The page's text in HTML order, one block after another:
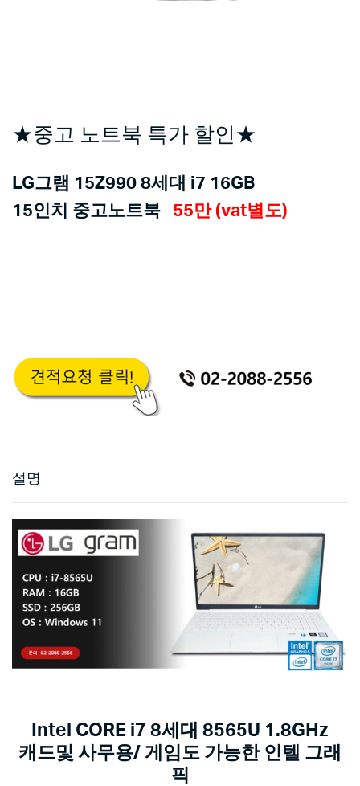
★중고 노트북 특가 할인★
LG그램 15Z990 8세대 i7 16GB
15인치 중고노트북 55만 (vat별도)
설명
Intel CORE i7 8세대 8565U 1.8GHz
캐드및 사무용/ 게임도 가능한 인텔 그래
픽